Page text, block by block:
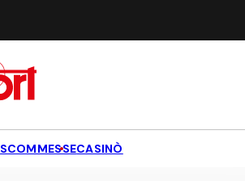
SCOMMESSECASINÒ